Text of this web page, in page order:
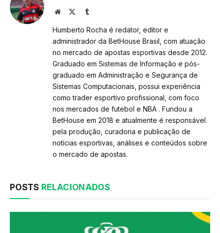
Website Tumblr
Humberto Rocha é redator, editor e
administrador da BetHouse Brasil, com atuação
no mercado de apostas esportivas desde 2012.
Graduado em Sistemas de Informação e pós-
graduado em Administração e Segurança de
Sistemas Computacionais, possui experiência
como trader esportivo profissional, com foco
nos mercados de futebol e NBA . Fundou a
BetHouse em 2018 e atualmente é responsável
pela produção, curadoria e publicação de
notícias esportivas, análises e conteúdos sobre
o mercado de apostas.
POSTS RELACIONADOS